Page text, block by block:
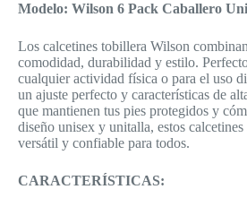
Modelo: Wilson 6 Pack Caballero
Los calcetines tobillera Wilson
comodidad, durabilidad y estilo.
cualquier actividad física o para el uso
un ajuste perfecto y características de
que mantienen tus pies protegidos y
diseño unisex y unitalla, estos
versátil y confiable para todos.
CARACTERÍSTICAS: